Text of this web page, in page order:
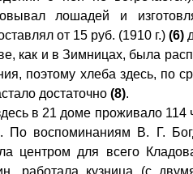
лошадей и
от 15 руб. (1910 г.) (6)
как и в Зимницах, была
поэтому хлеба здесь, по
достаточно (8).
в 21 доме проживало 114
По воспоминаниям В. Г.
центром для всего
работала кузница (с